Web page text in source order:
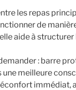
les repas
de
aide à structurer
: barre
une meilleure
immédiat,